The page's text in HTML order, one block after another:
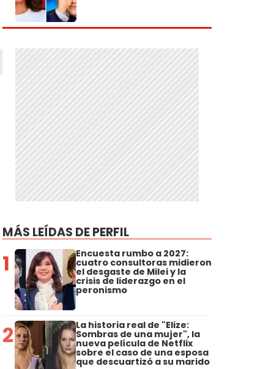
MÁS LEÍDAS DE PERFIL
1 Encuesta rumbo a 2027:
cuatro consultoras midieron
el desgaste de Milei y la
crisis de liderazgo en el
peronismo
2 La historia real de "Elize:
Sombras de una mujer", la
nueva película de Netflix
sobre el caso de una esposa
que descuartizó a su marido